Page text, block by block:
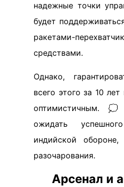
надежные точки
будет
ракетами-
средствами.
Однако,
всего этого за 10
оптимистичным.
ожидать
индийской
разочарования.
Арсенал и